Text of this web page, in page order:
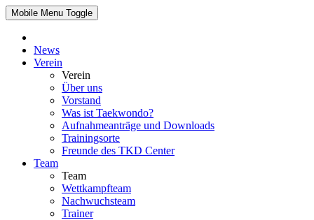
Mobile Menu Toggle
News
Verein
Verein
Über uns
Vorstand
Was ist Taekwondo?
Aufnahmeanträge und Downloads
Trainingsorte
Freunde des TKD Center
Team
Team
Wettkampfteam
Nachwuchsteam
Trainer